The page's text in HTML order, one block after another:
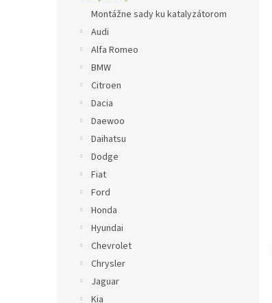
Montážne sady ku katalyzátorom
Audi
Alfa Romeo
BMW
Citroen
Dacia
Daewoo
Daihatsu
Dodge
Fiat
Ford
Honda
Hyundai
Chevrolet
Chrysler
Jaguar
Kia